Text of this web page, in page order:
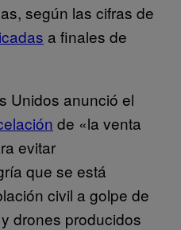
según las cifras de
a finales de
Unidos anunció el
de «la venta
evitar
que se está
civil a golpe de
drones producidos